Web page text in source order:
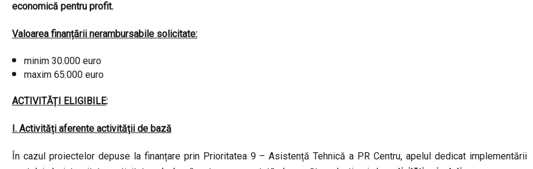
economică pentru profit.
Valoarea finanțării nerambursabile solicitate:
minim 30.000 euro
maxim 65.000 euro
ACTIVITĂȚI ELIGIBILE:
I. Activități aferente activității de bază
În cazul proiectelor depuse la finanțare prin Prioritatea 9 – Asistență Tehnică a PR Centru, apelul dedicat implementării